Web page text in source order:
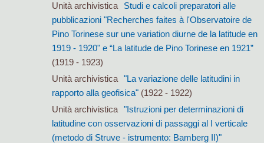
Unità archivistica
Studi e calcoli preparatori alle
pubblicazioni "Recherches faites à l'Observatoire de
Pino Torinese sur une variation diurne de la latitude en
1919 - 1920" e “La latitude de Pino Torinese en 1921”
(1919 - 1923)
Unità archivistica
"La variazione delle latitudini in
rapporto alla geofisica"(1922 - 1922)
Unità archivistica
"Istruzioni per determinazioni di
latitudine con osservazioni di passaggi al I verticale
(metodo di Struve - istrumento: Bamberg II)"